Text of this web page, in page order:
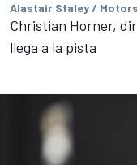
Alastair Staley /
Christian Horner,
llega a la pista